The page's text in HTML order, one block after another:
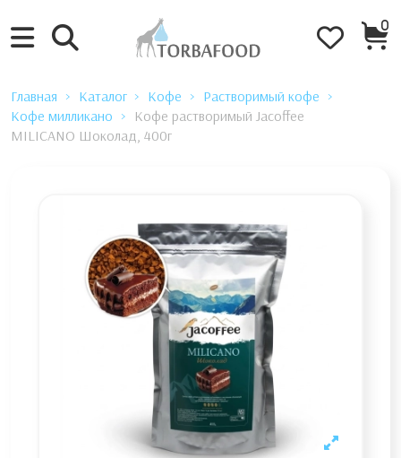
0
Главная Каталог Кофе
Растворимый кофе
Кофе милликано
Кофе растворимый Jacoffee
MILICANO Шоколад, 400г